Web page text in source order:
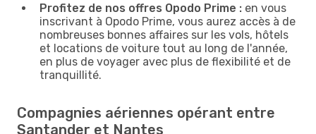
Profitez de nos offres Opodo Prime : en vous
inscrivant à Opodo Prime, vous aurez accès à de
nombreuses bonnes affaires sur les vols, hôtels
et locations de voiture tout au long de l'année,
en plus de voyager avec plus de flexibilité et de
tranquillité.
Compagnies aériennes opérant entre
Santander et Nantes